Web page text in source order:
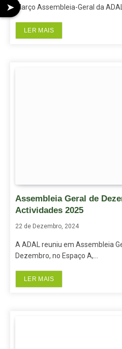
➤ Março Assembleia-Geral da
LER MAIS
Assembleia Geral de
Actividades 2025
22 de Dezembro, 2024
A ADAL reuniu em Assembleia
Dezembro, no Espaço A,…
LER MAIS